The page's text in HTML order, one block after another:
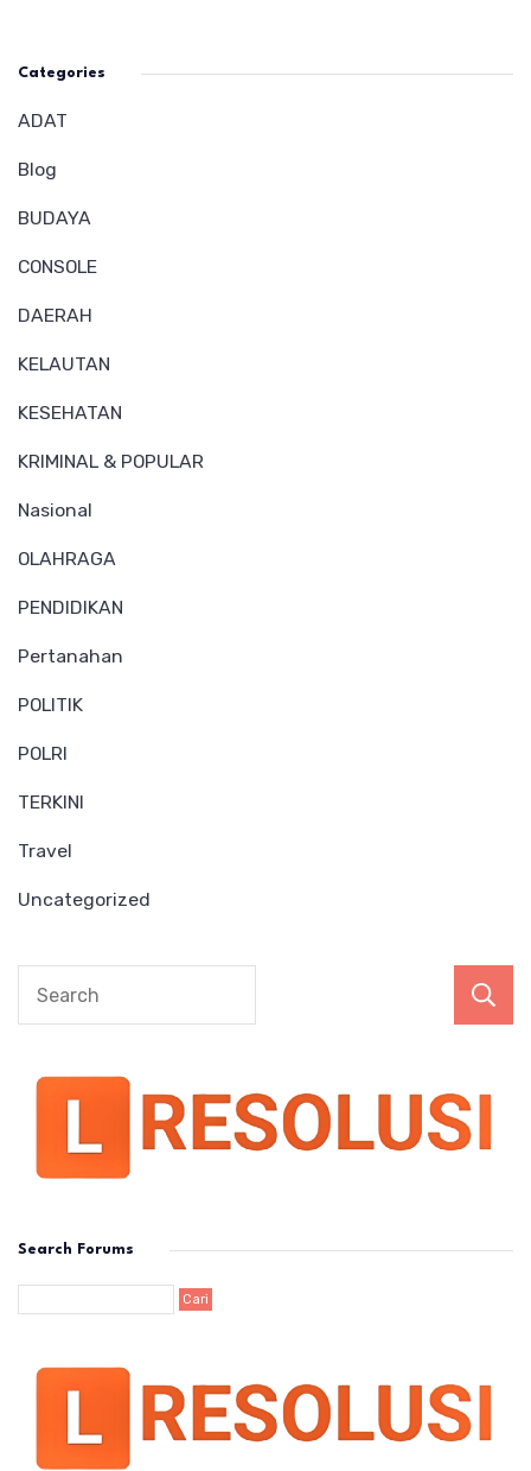
Categories
ADAT
Blog
BUDAYA
CONSOLE
DAERAH
KELAUTAN
KESEHATAN
KRIMINAL & POPULAR
Nasional
OLAHRAGA
PENDIDIKAN
Pertanahan
POLITIK
POLRI
TERKINI
Travel
Uncategorized
Search Forums